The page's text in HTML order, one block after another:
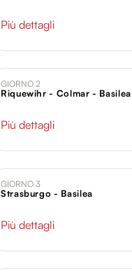
Più dettagli
GIORNO 2
Riquewihr - Colmar - Basilea
Più dettagli
GIORNO 3
Strasburgo - Basilea
Più dettagli